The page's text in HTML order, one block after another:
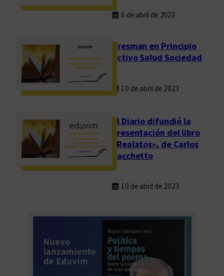
6 de abril de 2023
Presman en Principio
Activo Salud Sociedad
10 de abril de 2023
El Diario difundió la
presentación del libro
«Realatos», de Carlos
Sacchetto
10 de abril de 2023